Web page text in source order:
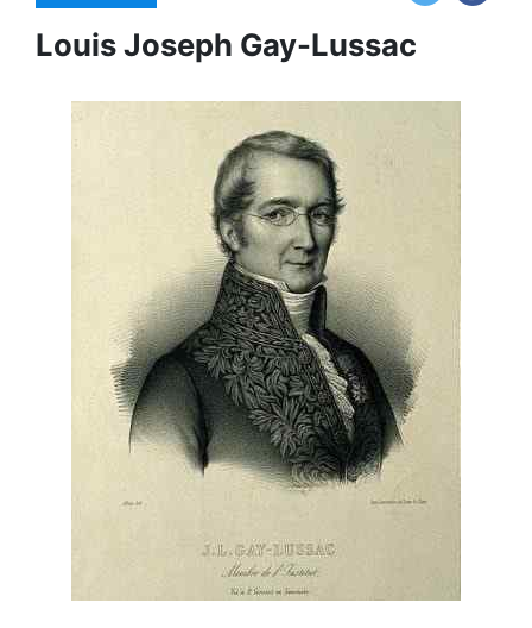
Louis Joseph Gay-Lussac